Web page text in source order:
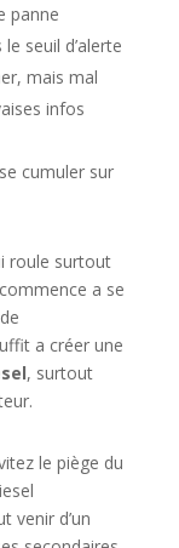
panne
seuil d’alerte
mais mal
infos
cumuler sur
roule surtout
a se
a créer une
, surtout
le piège du
venir d’un